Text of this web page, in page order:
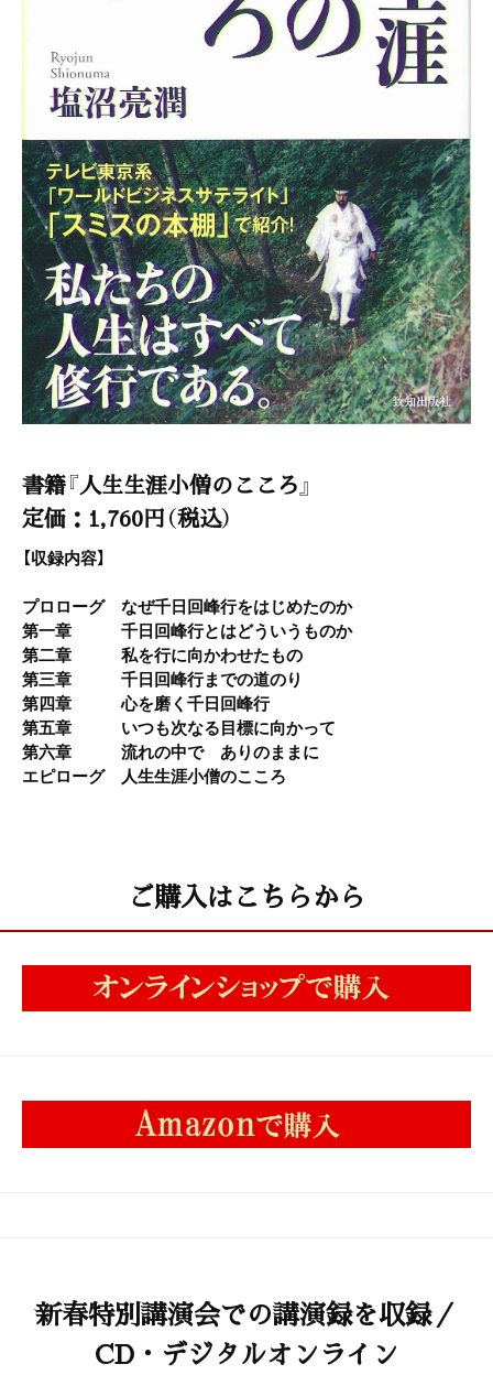
書籍『人生生涯小僧のこころ』
定価：1,760円（税込）
【収録内容】
プロローグ なぜ千日回峰行をはじめたのか
第一章 千日回峰行とはどういうものか
第二章 私を行に向かわせたもの
第三章 千日回峰行までの道のり
第四章 心を磨く千日回峰行
第五章 いつも次なる目標に向かって
第六章 流れの中で ありのままに
エピローグ 人生生涯小僧のこころ
ご購入はこちらから
新春特別講演会での講演録を収録／
CD・デジタルオンライン